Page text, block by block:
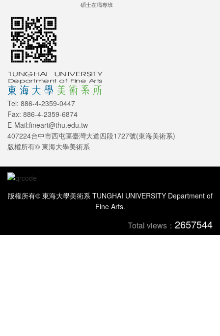
碩士在職專班
Tel: 886-4-2359-0447
Fax: 886-4-2359-6874
E-Mail:fineart@thu.edu.tw
407224台中市西屯區臺灣大道四段1727號(東海美術系)
版權所有© 東海大學美術系
版權所有© 東海大學美術系 TUNGHAI UNIVERSITY Department of
Fine Arts.
Total views： 2657544